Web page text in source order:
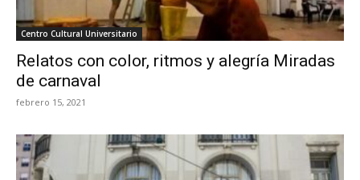
Centro Cultural Universitario
Relatos con color, ritmos y alegría Miradas
de carnaval
febrero 15, 2021